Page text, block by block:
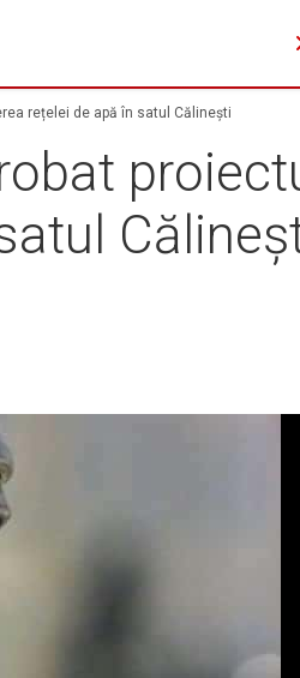
rețelei de apă în satul Călinești